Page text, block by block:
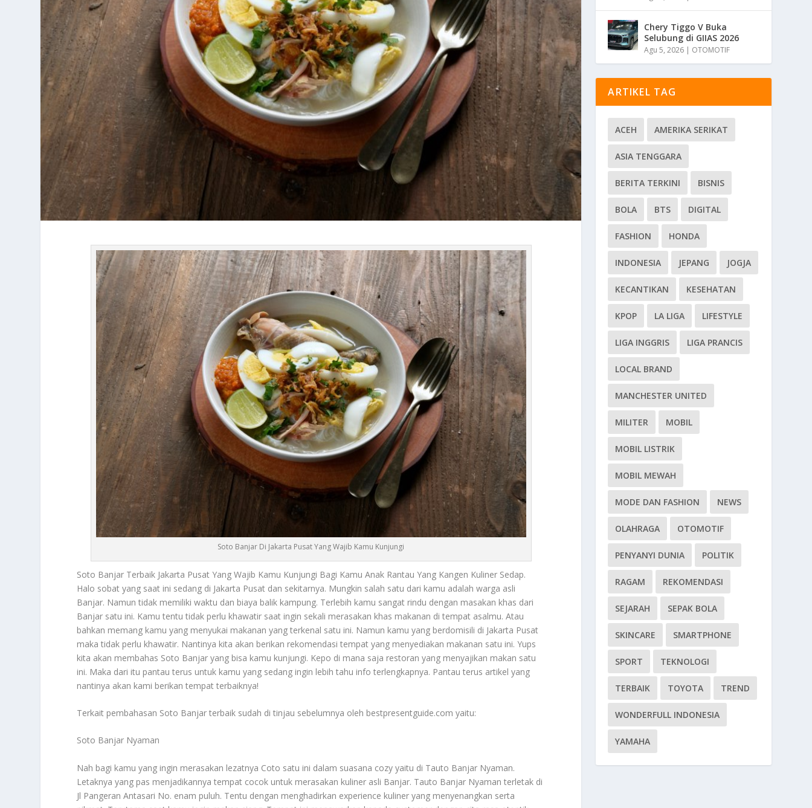
Soto Banjar Di Jakarta Pusat Yang Wajib Kamu Kunjungi
Soto Banjar Terbaik Jakarta Pusat Yang Wajib Kamu Kunjungi Bagi Kamu Anak Rantau Yang Kangen Kuliner Sedap.
Halo sobat yang saat ini sedang di Jakarta Pusat dan sekitarnya. Mungkin salah satu dari kamu adalah warga asli
Banjar. Namun tidak memiliki waktu dan biaya balik kampung. Terlebih kamu sangat rindu dengan masakan khas dari
Banjar satu ini. Kamu tentu tidak perlu khawatir saat ingin sekali merasakan khas makanan di tempat asalmu. Atau
bahkan memang kamu yang menyukai makanan yang terkenal satu ini. Namun kamu yang berdomisili di Jakarta Pusat
maka tidak perlu khawatir. Nantinya kita akan berikan rekomendasi tempat yang menyediakan makanan satu ini. Yups
kita akan membahas Soto Banjar yang bisa kamu kunjungi. Kepo di mana saja restoran yang menyajikan makan satu
ini. Maka dari itu pantau terus untuk kamu yang sedang ingin lebih tahu info terlengkapnya. Pantau terus artikel yang
nantinya akan kami berikan tempat terbaiknya!
Terkait pembahasan Soto Banjar terbaik sudah di tinjau sebelumnya oleh bestpresentguide.com yaitu:
Soto Banjar Nyaman
Nah bagi kamu yang ingin merasakan lezatnya Coto satu ini dalam suasana cozy yaitu di Tauto Banjar Nyaman.
Letaknya yang pas menjadikannya tempat cocok untuk merasakan kuliner asli Banjar. Tauto Banjar Nyaman terletak di
Jl Pangeran Antasari No. enam puluh. Tentu dengan menghadirkan experience kuliner yang menyenangkan serta
Chery Tiggo V Buka
Selubung di GIIAS 2026
Agu 5, 2026 | OTOMOTIF
ARTIKEL TAG
ACEH AMERIKA SERIKAT
ASIA TENGGARA
BERITA TERKINI BISNIS
BOLA BTS DIGITAL
FASHION HONDA
INDONESIA JEPANG JOGJA
KECANTIKAN KESEHATAN
KPOP LA LIGA LIFESTYLE
LIGA INGGRIS LIGA PRANCIS
LOCAL BRAND
MANCHESTER UNITED
MILITER MOBIL
MOBIL LISTRIK
MOBIL MEWAH
MODE DAN FASHION NEWS
OLAHRAGA OTOMOTIF
PENYANYI DUNIA POLITIK
RAGAM REKOMENDASI
SEJARAH SEPAK BOLA
SKINCARE SMARTPHONE
SPORT TEKNOLOGI
TERBAIK TOYOTA TREND
WONDERFULL INDONESIA
YAMAHA